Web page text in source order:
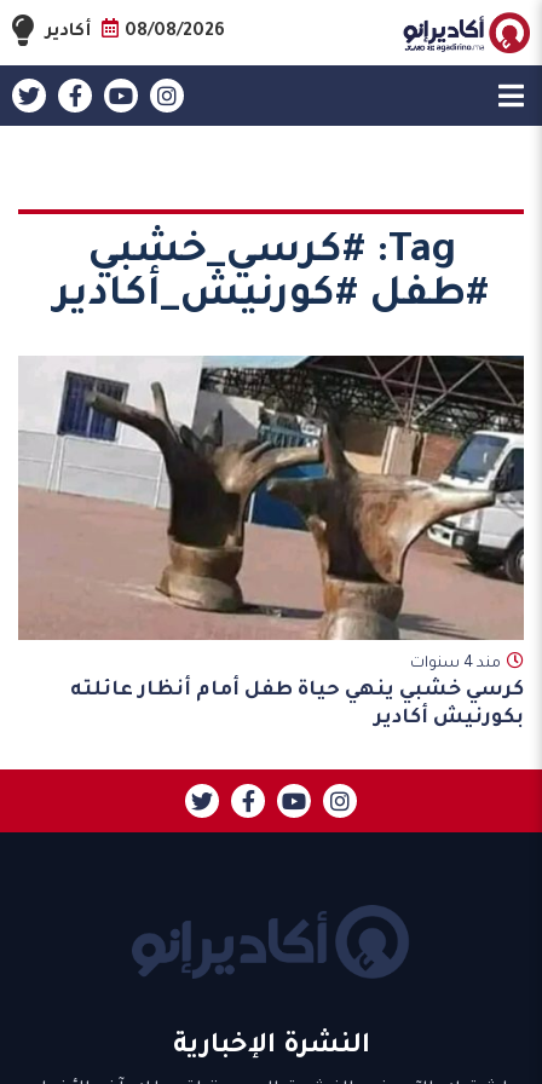
08/08/2026 أكادير
Tag:
#كرسي_خشبي
#طفل #كورنيش_أكادير
مند 4 سنوات
كرسي خشبي ينهي حياة طفل أمام أنظار عائلته
بكورنيش أكادير
النشرة الإخبارية